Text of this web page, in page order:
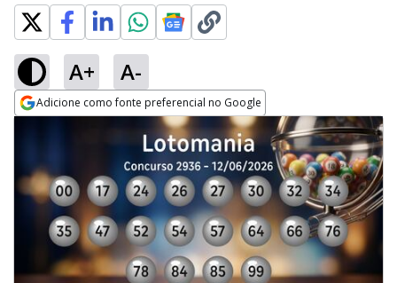
A+ A-
Adicione como fonte preferencial no Google
Opens in new window